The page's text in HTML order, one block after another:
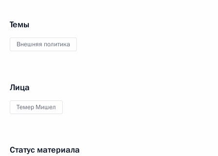
Темы
Внешняя политика
Лица
Темер Мишел
Статус материала